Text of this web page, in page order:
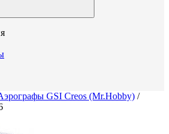
GSI Creos (Mr.Hobby) /